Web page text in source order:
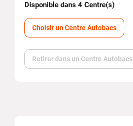
Disponible dans 4 Centre(s)
Choisir un Centre Autobacs
Retirer dans un Centre Autobacs